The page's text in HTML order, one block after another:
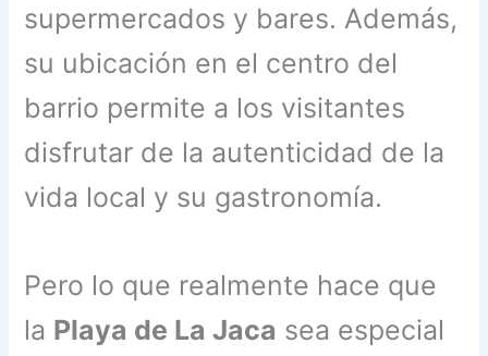
supermercados y bares. Además,
su ubicación en el centro del
barrio permite a los visitantes
disfrutar de la autenticidad de la
vida local y su gastronomía.
Pero lo que realmente hace que
la Playa de La Jaca sea especial